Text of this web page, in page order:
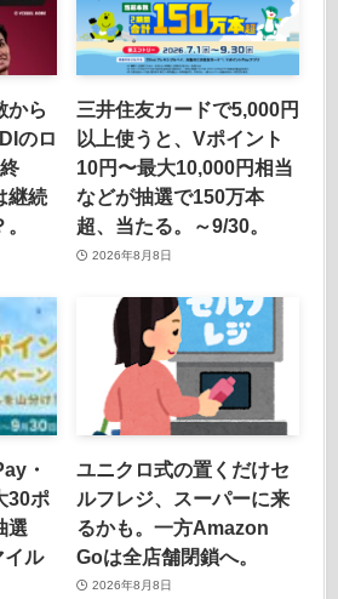
から
のロ
継続
三井住友カードで5,000円
以上使うと、Vポイント
10円〜最大10,000円相当
などが抽選で150万本
超、当たる。～9/30。
2026年8月8日
・
30ポ
選
イル
ユニクロ式の置くだけセ
ルフレジ、スーパーに来
るかも。一方Amazon
Goは全店舗閉鎖へ。
2026年8月8日